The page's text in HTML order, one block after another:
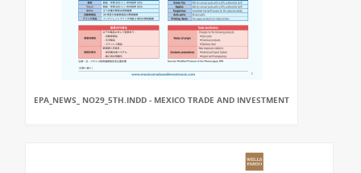
EPA_NEWS_ NO29_5TH.INDD - MEXICO TRADE AND INVESTMENT